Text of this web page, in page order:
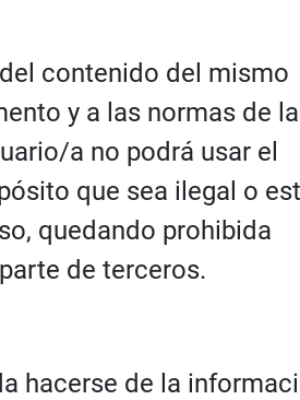
contenido del mismo
y a las normas de
a no podrá usar el
que sea ilegal o
quedando prohibida
de terceros.
hacerse de la